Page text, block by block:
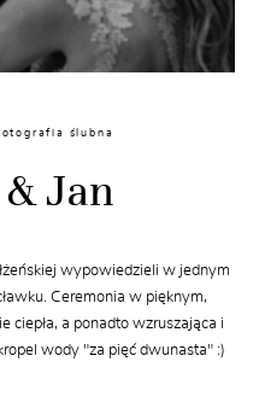
ślubna
Jan
wypowiedzieli w jednym
Ceremonia w pięknym,
ciepła, a ponadto wzruszająca i
wody "za pięć dwunasta" :)